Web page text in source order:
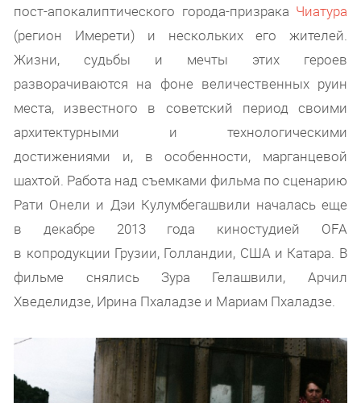
пост-апокалиптического города-призрака Чиатура
(регион Имерети) и нескольких его жителей.
Жизни, судьбы и мечты этих героев
разворачиваются на фоне величественных руин
места, известного в советский период своими
архитектурными и технологическими
достижениями и, в особенности, марганцевой
шахтой. Работа над съемками фильма по сценарию
Рати Онели и Дэи Кулумбегашвили началась еще
в декабре 2013 года киностудией OFA
в копродукции Грузии, Голландии, США и Катара. В
фильме снялись Зура Гелашвили, Арчил
Хведелидзе, Ирина Пхаладзе и Мариам Пхаладзе.